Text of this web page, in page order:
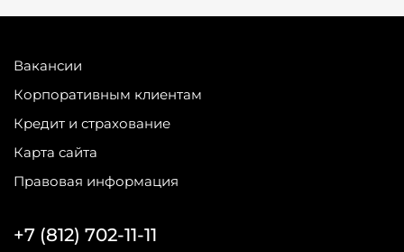
Вакансии
Корпоративным клиентам
Кредит и страхование
Карта сайта
Правовая информация
+7 (812) 702-11-11